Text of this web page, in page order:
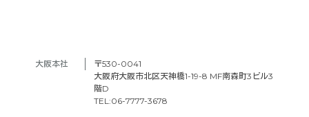
大阪本社
〒530-0041
大阪府大阪市北区天神橋1-19-8 MF南森町3ビル3
階D
TEL:06-7777-3678